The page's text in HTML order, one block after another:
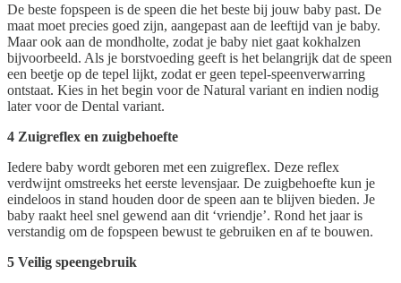
De beste fopspeen is de speen die het beste bij jouw baby past. De
maat moet precies goed zijn, aangepast aan de leeftijd van je baby.
Maar ook aan de mondholte, zodat je baby niet gaat kokhalzen
bijvoorbeeld. Als je borstvoeding geeft is het belangrijk dat de speen
een beetje op de tepel lijkt, zodat er geen tepel-speenverwarring
ontstaat. Kies in het begin voor de Natural variant en indien nodig
later voor de Dental variant.
4 Zuigreflex en zuigbehoefte
Iedere baby wordt geboren met een zuigreflex. Deze reflex
verdwijnt omstreeks het eerste levensjaar. De zuigbehoefte kun je
eindeloos in stand houden door de speen aan te blijven bieden. Je
baby raakt heel snel gewend aan dit ‘vriendje’. Rond het jaar is
verstandig om de fopspeen bewust te gebruiken en af te bouwen.
5 Veilig speengebruik